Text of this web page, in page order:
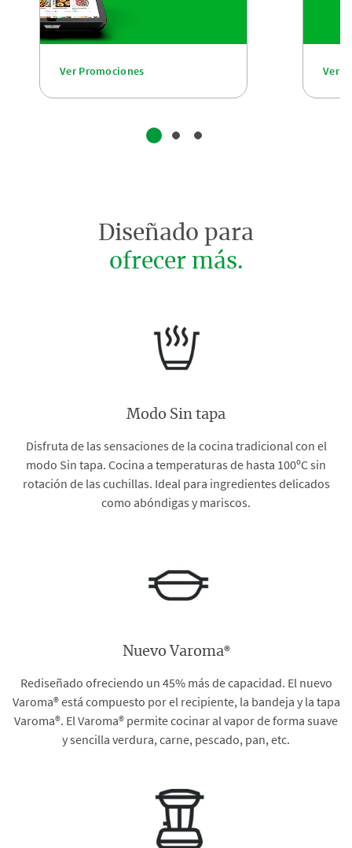
Ver Promociones Ver
Diseñado para
ofrecer más.
Modo Sin tapa
Disfruta de las sensaciones de la cocina tradicional con el
modo Sin tapa. Cocina a temperaturas de hasta 100ºC sin
rotación de las cuchillas. Ideal para ingredientes delicados
como abóndigas y mariscos.
Nuevo Varoma®
Rediseñado ofreciendo un 45% más de capacidad. El nuevo
Varoma® está compuesto por el recipiente, la bandeja y la tapa
Varoma®. El Varoma® permite cocinar al vapor de forma suave
y sencilla verdura, carne, pescado, pan, etc.